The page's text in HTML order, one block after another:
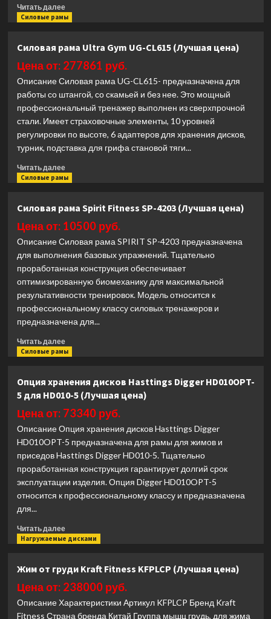
Читать далееПрочитать
больше
дорожка
Oxygen
COMPACT
A
(Лучшая
цена)
Силовые рамы
Силовая рама Ultra Gym UG-CL615 (Лучшая цена)
Цена от: 277861 руб.
Описание Силовая рама UG-CL615- предназначена для
работы со штангой, со скамьей и без нее. Это мощный
профессиональный тренажер выполнен из сверхпрочной
стали. Имеет страховочные элементы, 10 уровней
регулировки по высоте, 6 адаптеров для хранения дисков,
турник, подставка для грифа становой тяги...
Читать далееПрочитать
больше
рама
Ultra
UG-
CL615
(Лучшая
цена)
Силовые рамы
Силовая рама Spirit Fitness SP-4203 (Лучшая цена)
Цена от: 10500 руб.
Описание Силовая рама SPIRIT SP-4203 предназначена
для выполнения базовых упражнений. Тщательно
проработанная конструкция обеспечивает
оптимизированную биомеханику для максимальной
результативности тренировок. Модель относится к
профессиональному классу силовых тренажеров и
предназначена для...
Читать далееПрочитать
больше
рама
Spirit
Fitness
SP-
4203
(Лучшая
цена)
Силовые рамы
Опция хранения дисков Hasttings Digger HD010OPT-
5 для HD010-5 (Лучшая цена)
Цена от: 73340 руб.
Описание Опция хранения дисков Hasttings Digger
HD010OPT-5 предназначена для рамы для жимов и
приседов Hasttings Digger HD010-5. Тщательно
проработанная конструкция гарантирует долгий срок
эксплуатации изделия. Опция Digger HD010OPT-5
относится к профессиональному классу и предназначена
для...
Читать далееПрочитать
больше
хранения
дисков
Digger
Нагружаемые дисками
Жим от груди Kraft Fitness KFPLCP (Лучшая цена)
Цена от: 238000 руб.
Описание Характеристики Артикул KFPLCP Бренд Kraft
Fitness Страна бренда Китай Группа мышц грудь, для жима